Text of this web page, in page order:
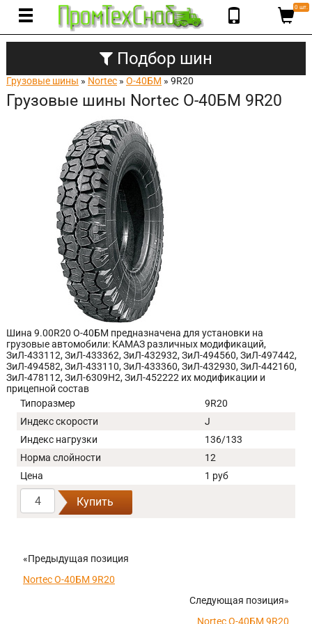
0 шт.
Подбор шин
Грузовые шины » Nortec » О-40БМ » 9R20
Грузовые шины Nortec О-40БМ 9R20
Шина 9.00R20 О-40БМ предназначена для установки на
грузовые автомобили: КАМАЗ различных модификаций,
ЗиЛ-433112, ЗиЛ-433362, ЗиЛ-432932, ЗиЛ-494560, ЗиЛ-497442,
ЗиЛ-494582, ЗиЛ-433110, ЗиЛ-433360, ЗиЛ-432930, ЗиЛ-442160,
ЗиЛ-478112, ЗиЛ-6309Н2, ЗиЛ-452222 их модификации и
прицепной состав
Типоразмер
9R20
Индекс скорости
J
Индекс нагрузки
136/133
Норма слойности
12
Цена
1 руб
Купить
«Предыдущая позиция
Nortec О-40БМ 9R20
Следующая позиция»
Nortec О-40БМ 9R20